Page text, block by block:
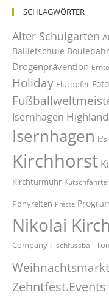
SCHLAGWÖRTER
Alter Schulgarten
Ballletschule
Drogenprävention
Holiday Flutopfer
Isernhagen
Isernhagen It's
Kirchhorst
Kirchturmuhr
Ponyreiten Presse
Nikolai
Company Tischfussball
Weihnachtsmarkt
Zehntfest.Events